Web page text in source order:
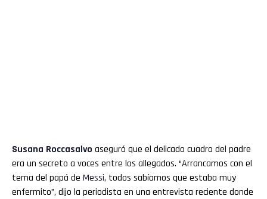
Susana Roccasalvo aseguró que el delicado cuadro del padre
era un secreto a voces entre los allegados. “Arrancamos con el
tema del papá de Messi, todos sabíamos que estaba muy
enfermito”, dijo la periodista en una entrevista reciente donde